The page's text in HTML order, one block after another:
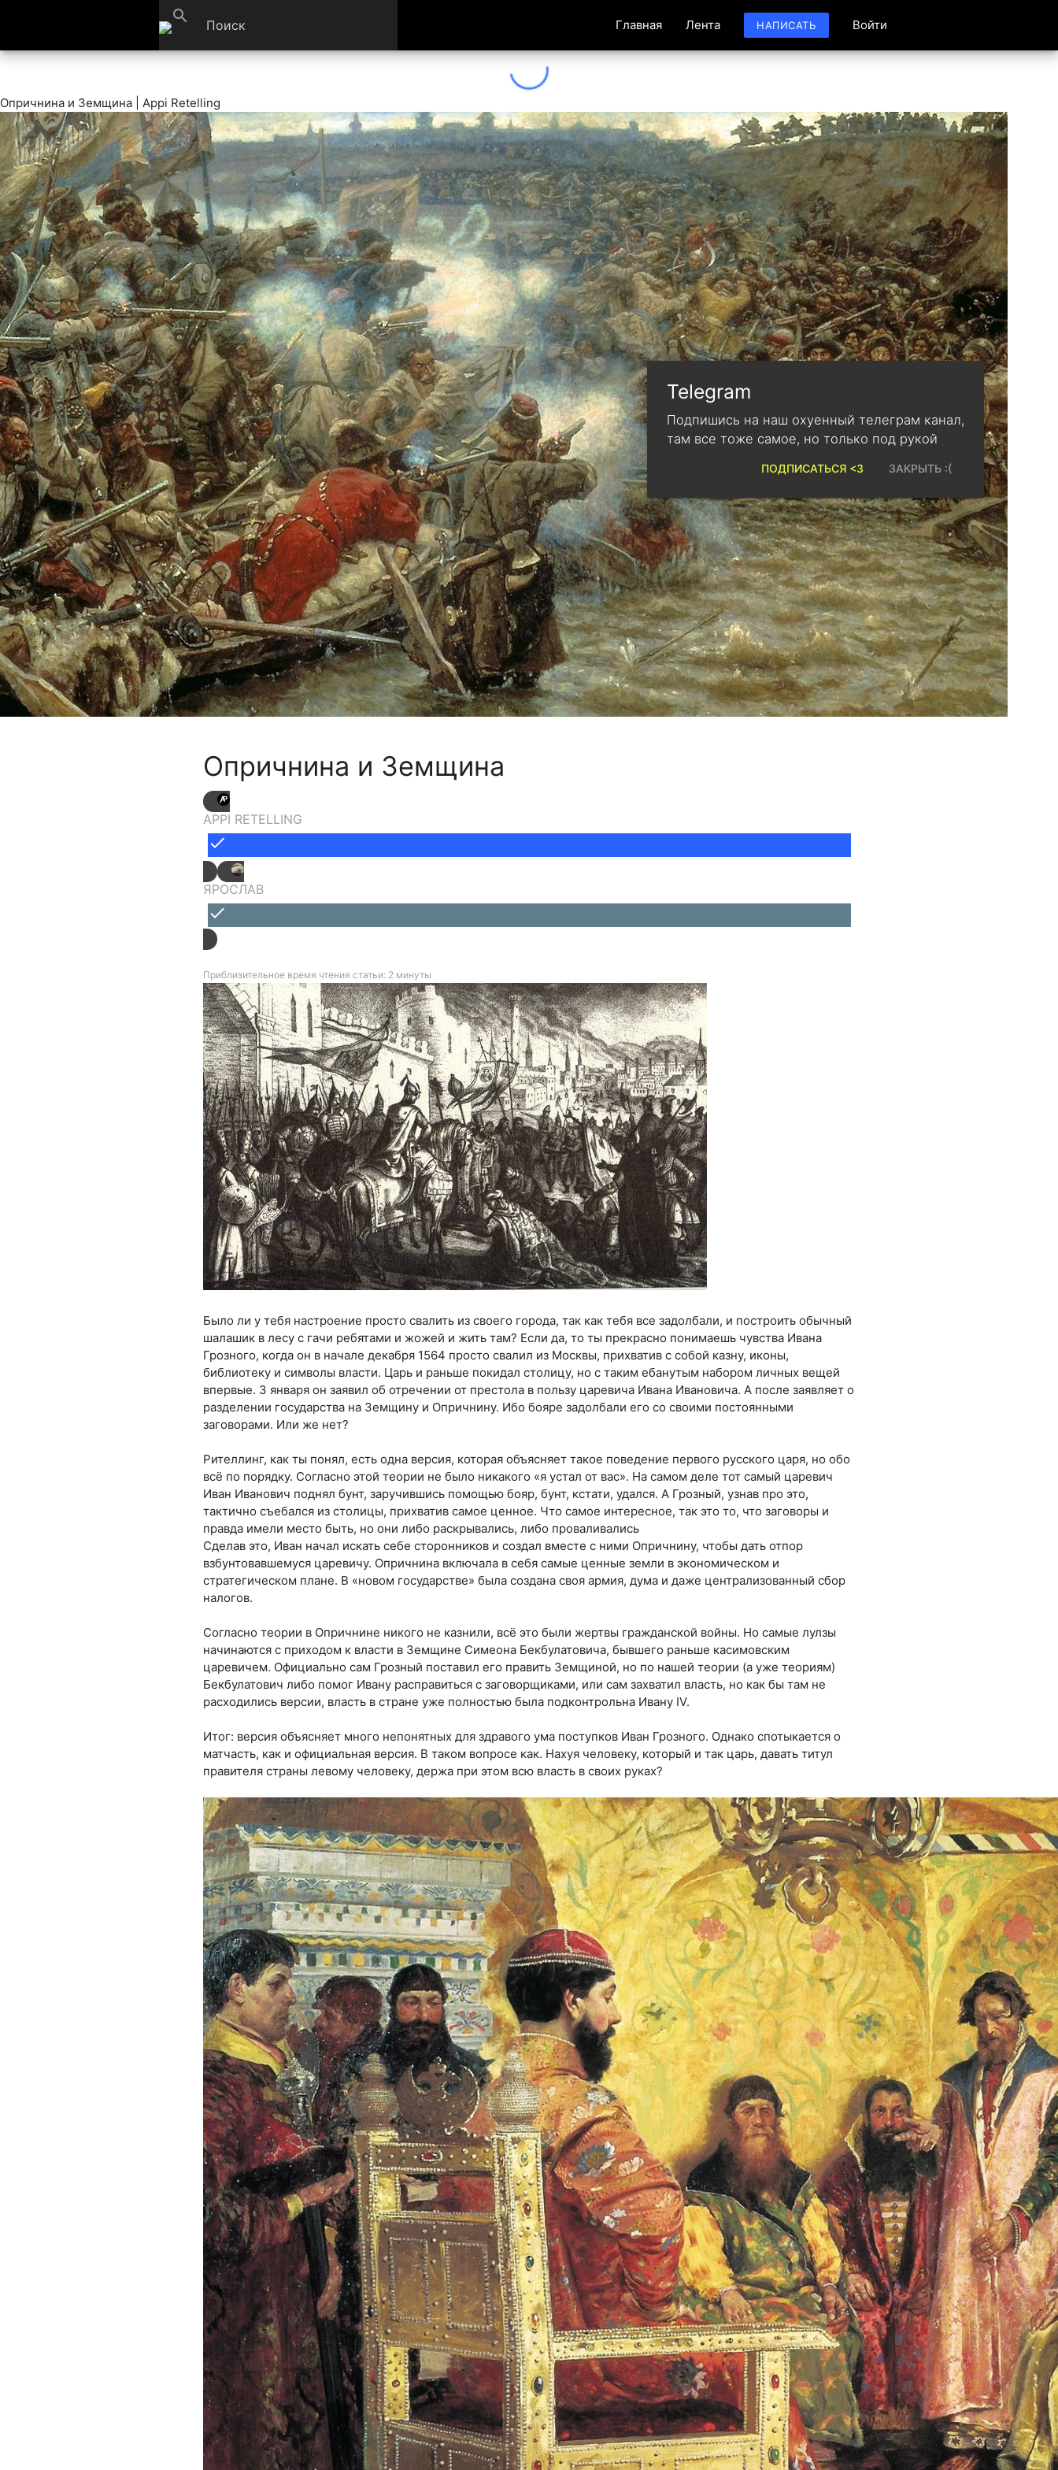
search Главная Лента НАПИСАТЬ Войти
Опричнина и Земщина | Appi Retelling
Опричнина и Земщина
APPI RETELLING
done
ЯРОСЛАВ
done
Приблизительное время чтения статьи: 2 минуты
Было ли у тебя настроение просто свалить из своего города, так как тебя все задолбали, и построить обычный
шалашик в лесу с гачи ребятами и жожей и жить там? Если да, то ты прекрасно понимаешь чувства Ивана
Грозного, когда он в начале декабря 1564 просто свалил из Москвы, прихватив с собой казну, иконы,
библиотеку и символы власти. Царь и раньше покидал столицу, но с таким ебанутым набором личных вещей
впервые. 3 января он заявил об отречении от престола в пользу царевича Ивана Ивановича. А после заявляет о
разделении государства на Земщину и Опричнину. Ибо бояре задолбали его со своими постоянными
заговорами. Или же нет?
Рителлинг, как ты понял, есть одна версия, которая объясняет такое поведение первого русского царя, но обо
всё по порядку. Согласно этой теории не было никакого «я устал от вас». На самом деле тот самый царевич
Иван Иванович поднял бунт, заручившись помощью бояр, бунт, кстати, удался. А Грозный, узнав про это,
тактично съебался из столицы, прихватив самое ценное. Что самое интересное, так это то, что заговоры и
правда имели место быть, но они либо раскрывались, либо проваливались
Сделав это, Иван начал искать себе сторонников и создал вместе с ними Опричнину, чтобы дать отпор
взбунтовавшемуся царевичу. Опричнина включала в себя самые ценные земли в экономическом и
стратегическом плане. В «новом государстве» была создана своя армия, дума и даже централизованный сбор
налогов.
Согласно теории в Опричнине никого не казнили, всё это были жертвы гражданской войны. Но самые лулзы
начинаются с приходом к власти в Земщине Симеона Бекбулатовича, бывшего раньше касимовским
царевичем. Официально сам Грозный поставил его править Земщиной, но по нашей теории (а уже теориям)
Бекбулатович либо помог Ивану расправиться с заговорщиками, или сам захватил власть, но как бы там не
расходились версии, власть в стране уже полностью была подконтрольна Ивану IV.
Итог: версия объясняет много непонятных для здравого ума поступков Иван Грозного. Однако спотыкается о
матчасть, как и официальная версия. В таком вопросе как. Нахуя человеку, который и так царь, давать титул
правителя страны левому человеку, держа при этом всю власть в своих руках?
Telegram
Подпишись на наш охуенный телеграм канал,
там все тоже самое, но только под рукой
ЗАКРЫТЬ :(
ПОДПИСАТЬСЯ <3